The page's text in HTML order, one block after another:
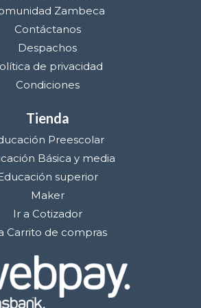
Zambeca
Contáctanos
Despachos
de privacidad
Condiciones
Tienda
Preescolar
Básica y media
superior
Maker
Ir a Cotizador
Carrito de compras